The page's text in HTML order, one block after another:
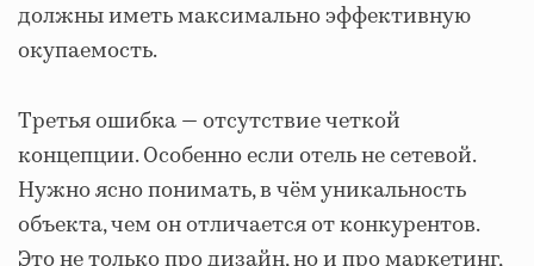
должны иметь максимально эффективную
окупаемость.
Третья ошибка — отсутствие четкой
концепции. Особенно если отель не сетевой.
Нужно ясно понимать, в чём уникальность
объекта, чем он отличается от конкурентов.